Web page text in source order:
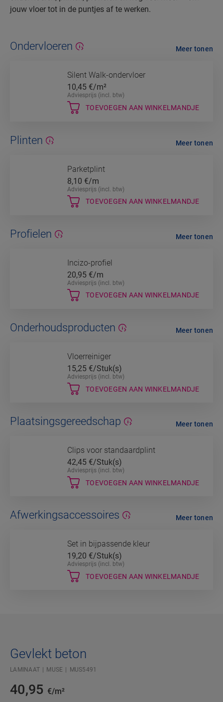
jouw vloer tot in de puntjes af te werken.
Ondervloeren
Silent Walk-ondervloer
10,45 €/m²
Adviesprijs (incl. btw)
TOEVOEGEN AAN WINKELMANDJE
Meer tonen
Plinten
Parketplint
8,10 €/m
Adviesprijs (incl. btw)
TOEVOEGEN AAN WINKELMANDJE
Meer tonen
Profielen
Incizo-profiel
20,95 €/m
Adviesprijs (incl. btw)
TOEVOEGEN AAN WINKELMANDJE
Meer tonen
Onderhoudsproducten
Vloerreiniger
15,25 €/Stuk(s)
Adviesprijs (incl. btw)
TOEVOEGEN AAN WINKELMANDJE
Meer tonen
Plaatsingsgereedschap
Clips voor standaardplint
42,45 €/Stuk(s)
Adviesprijs (incl. btw)
TOEVOEGEN AAN WINKELMANDJE
Meer tonen
Afwerkingsaccessoires
Set in bijpassende kleur
19,20 €/Stuk(s)
Adviesprijs (incl. btw)
TOEVOEGEN AAN WINKELMANDJE
Meer tonen
Gevlekt beton
LAMINAAT MUSE MUS5491
40,95 €/m²